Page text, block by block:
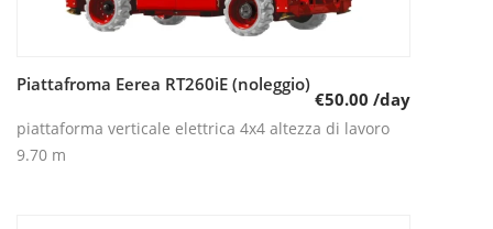
Leggi tutto
Piattafroma Eerea RT260iE (noleggio)
€50.00 /day
piattaforma verticale elettrica 4x4 altezza di lavoro
9.70 m